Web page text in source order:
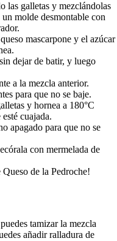
las galletas y mezclándolas
molde desmontable con
mascarpone y el azúcar
dejar de batir, y luego
a la mezcla anterior.
para que no se baje.
y hornea a 180°C
cuajada.
apagado para que no se
con mermelada de
de la Pedroche!
tamizar la mezcla
añadir ralladura de